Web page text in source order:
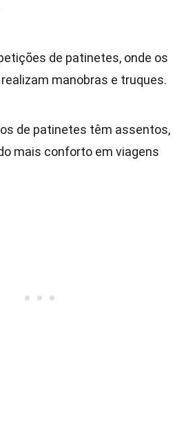
de patinetes, onde os
manobras e truques.
de patinetes têm assentos,
mais conforto em viagens